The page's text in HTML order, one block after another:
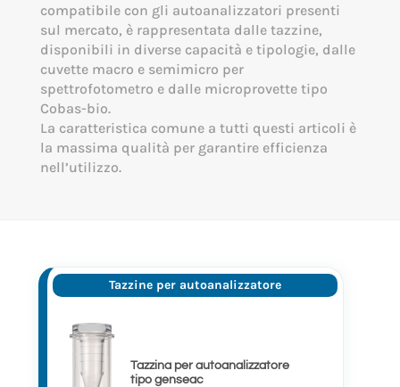
compatibile con gli autoanalizzatori presenti
sul mercato, è rappresentata dalle tazzine,
disponibili in diverse capacità e tipologie, dalle
cuvette macro e semimicro per
spettrofotometro e dalle microprovette tipo
Cobas-bio.
La caratteristica comune a tutti questi articoli è
la massima qualità per garantire efficienza
nell’utilizzo.
Tazzine per autoanalizzatore
Tazzina per autoanalizzatore
tipo genseac